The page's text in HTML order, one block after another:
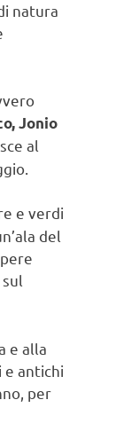
natura
Jonio
al
e verdi
del
e alla
antichi
per